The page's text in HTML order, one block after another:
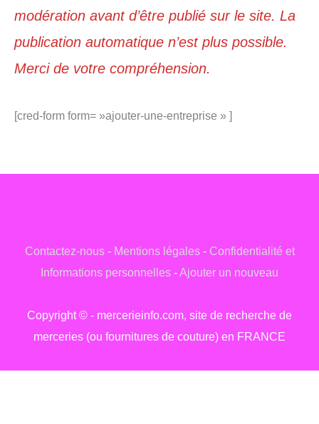
modération avant d’être publié sur le site. La
publication automatique n’est plus possible.
Merci de votre compréhension.
[cred-form form= »ajouter-une-entreprise » ]
Contactez-nous- Mentions légales- Confidentialité et
Informations personnelles -Ajouter un nouveau
Copyright © - mercerieinfo.com, site de recherche de
merceries (ou fournitures de couture) en FRANCE